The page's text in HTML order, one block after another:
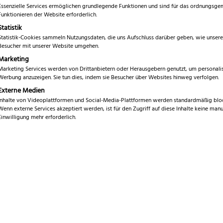
ist darauf ausgelegt, besonders widerstandsfähig und
unternehmen, auf Expedition gehen oder einfach zelten –
integriert.
Services ermöglichen grundlegende Funktionen und sind für das
der Website erforderlich.
Cookies sammeln Nutzungsdaten, die uns Aufschluss darüber geben, wie unsere
mit unserer Website umgehen.
Services werden von Drittanbietern oder Herausgebern genutzt, um
anzuzeigen. Sie tun dies, indem sie Besucher über Websites hinweg verfolgen.
Medien
von Videoplattformen und Social-Media-Plattformen werden standardmäßig
externe Services akzeptiert werden, ist für den Zugriff auf diese Inhalte keine
mehr erforderlich.